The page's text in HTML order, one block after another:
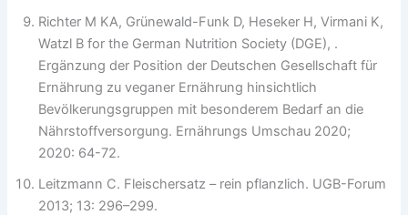
Richter M KA, Grünewald-Funk D, Heseker H, Virmani K,
Watzl B for the German Nutrition Society (DGE), .
Ergänzung der Position der Deutschen Gesellschaft für
Ernährung zu veganer Ernährung hinsichtlich
Bevölkerungsgruppen mit besonderem Bedarf an die
Nährstoffversorgung. Ernährungs Umschau 2020;
2020: 64-72.
Leitzmann C. Fleischersatz – rein pflanzlich. UGB-Forum
2013; 13: 296–299.